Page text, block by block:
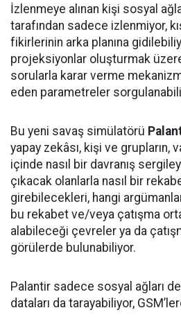
İzlenmeye alınan kişi sosyal
tarafından sadece izlenmiyor,
fikirlerinin arka planına
projeksiyonlar oluşturmak
sorularla karar verme
eden parametreler
Bu yeni savaş simülatörü
yapay zekâsı, kişi ve grupların,
içinde nasıl bir davranış
çıkacak olanlarla nasıl bir
girebilecekleri, hangi
bu rekabet ve/veya çatışma
alabileceği çevreler ya da
görülerde bulunabiliyor.
Palantir sadece sosyal ağları
dataları da tarayabiliyor,